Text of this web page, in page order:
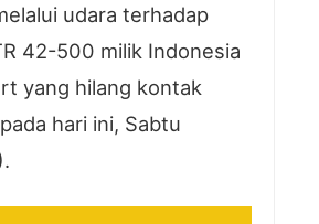
udara terhadap
42-500 milik Indonesia
yang hilang kontak
hari ini, Sabtu